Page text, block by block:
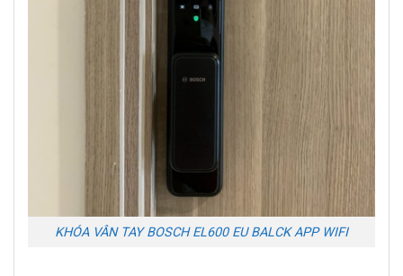
KHÓA VÂN TAY BOSCH EL600 EU BALCK APP WIFI